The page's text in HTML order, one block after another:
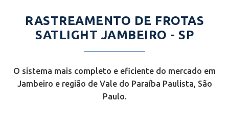
RASTREAMENTO DE FROTAS
SATLIGHT JAMBEIRO - SP
O sistema mais completo e eficiente do mercado em
Jambeiro e região de Vale do Paraíba Paulista, São
Paulo.